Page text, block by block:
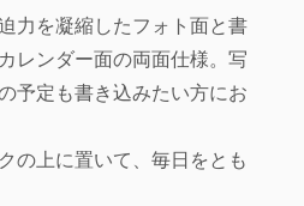
力を凝縮したフォト面と書
レンダー面の両面仕様。写
予定も書き込みたい方にお
の上に置いて、毎日をとも